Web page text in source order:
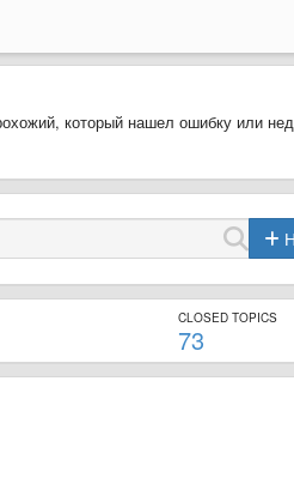
который нашел ошибку или
CLOSED TOPICS
73